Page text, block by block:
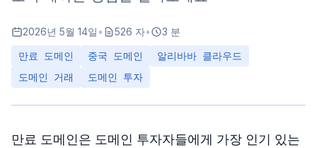
2026년 5월 14일 • 526 자• 3 분
만료 도메인 중국 도메인
알리바바 클라우드
도메인 거래
도메인 투자
만료 도메인은 도메인 투자자들에게 가장 인기 있는